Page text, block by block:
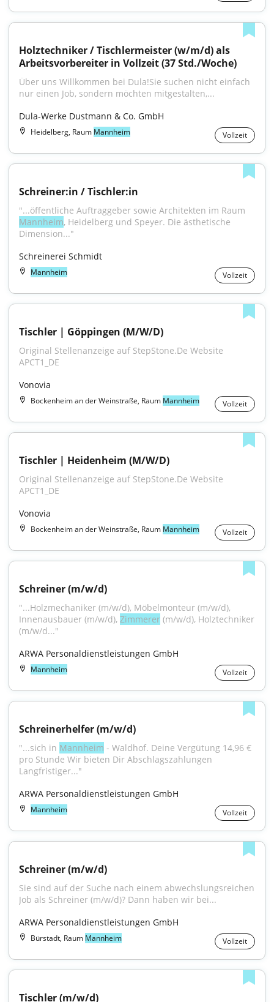
Holztechniker / Tischlermeister (w/m/d) als
Arbeitsvorbereiter in Vollzeit (37 Std./Woche)
Über uns Willkommen bei Dula!Sie suchen nicht einfach
nur einen Job, sondern möchten mitgestalten,...
Dula-Werke Dustmann & Co. GmbH
Heidelberg, Raum Mannheim Vollzeit
Schreiner:in / Tischler:in
Mannheim, Heidelberg und Speyer. Die ästhetische
Dimension..."
Schreinerei Schmidt
Mannheim Vollzeit
Tischler | Göppingen (M/W/D)
Original Stellenanzeige auf StepStone.De Website
APCT1_DE
Vonovia
Bockenheim an der Weinstraße, Raum Mannheim Vollzeit
Tischler | Heidenheim (M/W/D)
Original Stellenanzeige auf StepStone.De Website
APCT1_DE
Vonovia
Bockenheim an der Weinstraße, Raum Mannheim Vollzeit
Schreiner (m/w/d)
"...Holzmechaniker (m/w/d), Möbelmonteur (m/w/d),
Innenausbauer (m/w/d), Zimmerer (m/w/d), Holztechniker
(m/w/d..."
ARWA Personaldienstleistungen GmbH
Mannheim Vollzeit
Schreinerhelfer (m/w/d)
"...sich in Mannheim - Waldhof. Deine Vergütung 14,96 €
pro Stunde Wir bieten Dir Abschlagszahlungen
Langfristiger..."
ARWA Personaldienstleistungen GmbH
Mannheim Vollzeit
Schreiner (m/w/d)
Sie sind auf der Suche nach einem abwechslungsreichen
Job als Schreiner (m/w/d)? Dann haben wir bei...
ARWA Personaldienstleistungen GmbH
Bürstadt, Raum Mannheim Vollzeit
Tischler (m/w/d)